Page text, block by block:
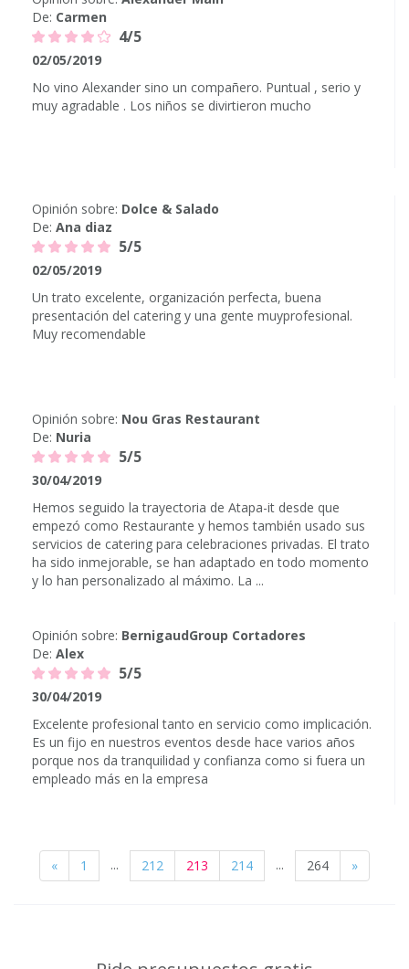
De: Carmen
4/5
02/05/2019
No vino Alexander sino un compañero. Puntual , serio y
muy agradable . Los niños se divirtieron mucho
Opinión sobre: Dolce & Salado
De: Ana diaz
5/5
02/05/2019
Un trato excelente, organización perfecta, buena
presentación del catering y una gente muyprofesional.
Muy recomendable
Opinión sobre: Nou Gras Restaurant
De: Nuria
5/5
30/04/2019
Hemos seguido la trayectoria de Atapa-it desde que
empezó como Restaurante y hemos también usado sus
servicios de catering para celebraciones privadas. El trato
ha sido inmejorable, se han adaptado en todo momento
y lo han personalizado al máximo. La ...
Opinión sobre: BernigaudGroup Cortadores
De: Alex
5/5
30/04/2019
Excelente profesional tanto en servicio como implicación.
Es un fijo en nuestros eventos desde hace varios años
porque nos da tranquilidad y confianza como si fuera un
empleado más en la empresa
« 1 ... 212 213 214 ... 264 »